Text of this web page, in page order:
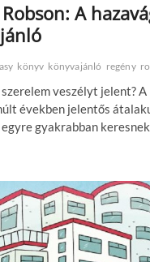
A
könyv könyvajánló regény
veszélyt jelent?
években jelentős
gyakrabban